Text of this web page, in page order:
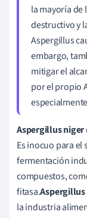
la mayoría de
destructivo y
Aspergillus
embargo,
mitigar el
por el propio
Aspergillus niger
Es inocuo para el
fermentación
compuestos,
fitasa.Aspergillus
la industria